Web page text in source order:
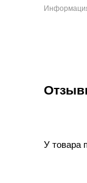
У товара